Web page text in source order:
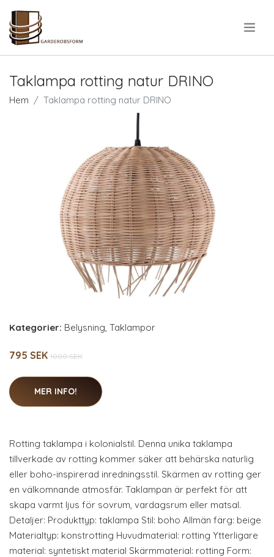
Taklampa rotting natur DRINO
Hem Taklampa rotting natur DRINO
Kategorier: Belysning Taklampor
795 SEK 1000 SEK
MER INFO!
Rotting taklampa i kolonialstil. Denna unika taklampa
tillverkade av rotting kommer säker att behärska naturlig
eller boho-inspirerad inredningsstil. Skärmen av rotting ger
en välkomnande atmosfär. Taklampan är perfekt för att
skapa varmt ljus för sovrum, vardagsrum eller matsal.
Detaljer: Produkttyp: taklampa Stil: boho Allmän färg: beige
Materialtyp: konstrotting Huvudmaterial: rotting Ytterligare
material: syntetiskt material Skärmmaterial: rotting Form: